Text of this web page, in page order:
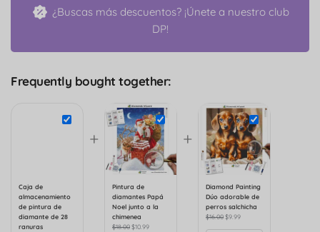
¿Buscas más descuentos? ¡Únete a nuestro club
DP!
Frequently bought together:
Caja de
almacenamiento
de pintura de
diamante de 28
ranuras
+
Pintura de
diamantes Papá
Noel junto a la
chimenea
$18.00$10.99
+
Diamond Painting
Dúo adorable de
perros salchicha
$16.00$9.99